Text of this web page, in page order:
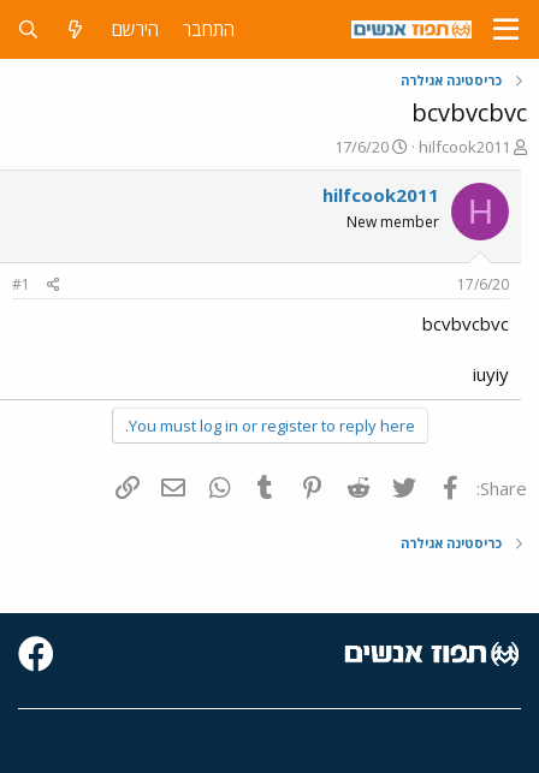
התחבר הירשם
כריסטינה אגילרה
bcvbvcbvc
פ
ו
ת
ח
ה
ו
ש
א
hilfcook2011
פ
ו
ר
ם
17/6/20
H
hilfcook2011
New member
17/6/20
#1
bcvbvcbvc
iuyiy
You must log in or register to reply here.
Share: פייסבוק Twitter
Reddit
Pinterest
Tumblr
WhatsAppדואר אלקטרוני
כריסטינה אגילרה